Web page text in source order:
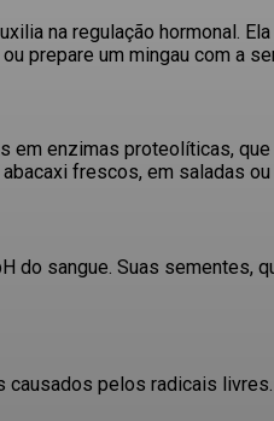
na regulação hormonal.
prepare um mingau com a
enzimas proteolíticas,
frescos, em saladas
do sangue. Suas sementes,
causados pelos radicais livres.